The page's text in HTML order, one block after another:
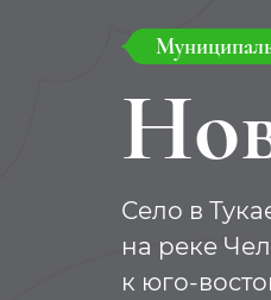
Село в
на реке
к юго-